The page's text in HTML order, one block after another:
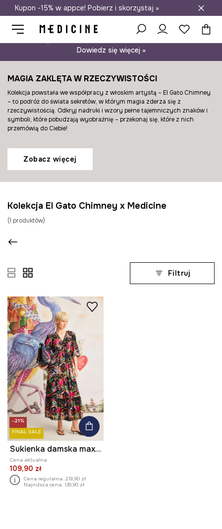
Darmowa dostawa do salonów
Kupon -15% w appce! Pobierz i skorzystaj »
Dowiedz się więcej »
MAGIA ZAKLĘTA W RZECZYWISTOŚCI
Kolekcja powstała we współpracy z włoskim artystą – El Gato Chimney
– to podróż do świata sekretów, w którym magia zderza się z
rzeczywistością. Odkryj nadruki i wzory pełne tajemniczych znaków i
symboli, które pobudzają wyobraźnię – przekonaj się, które z nich
przemówią do Ciebie!
Zobacz więcej
Kolekcja El Gato Chimney x Medicine
(1 produktów)
Filtruj
-21%
FINAL SALE
Sukienka damska maxi z kolekcji El Gato Chimney x Medicine kolor czarny
Cena aktualna:
109,90 zł
Cena regularna: 219,90 zł
Najniższa cena: 139,90 zł